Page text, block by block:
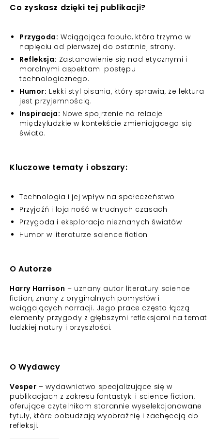
Co zyskasz dzięki tej publikacji?
Przygoda: Wciągająca fabuła, która trzyma w
napięciu od pierwszej do ostatniej strony.
Refleksja: Zastanowienie się nad etycznymi i
moralnymi aspektami postępu
technologicznego.
Humor: Lekki styl pisania, który sprawia, że lektura
jest przyjemnością.
Inspiracja: Nowe spojrzenie na relacje
międzyludzkie w kontekście zmieniającego się
świata.
Kluczowe tematy i obszary:
Technologia i jej wpływ na społeczeństwo
Przyjaźń i lojalność w trudnych czasach
Przygoda i eksploracja nieznanych światów
Humor w literaturze science fiction
O Autorze
Harry Harrison – uznany autor literatury science
fiction, znany z oryginalnych pomysłów i
wciągających narracji. Jego prace często łączą
elementy przygody z głębszymi refleksjami na temat
ludzkiej natury i przyszłości.
O Wydawcy
Vesper – wydawnictwo specjalizujące się w
publikacjach z zakresu fantastyki i science fiction,
oferujące czytelnikom starannie wyselekcjonowane
tytuły, które pobudzają wyobraźnię i zachęcają do
refleksji.